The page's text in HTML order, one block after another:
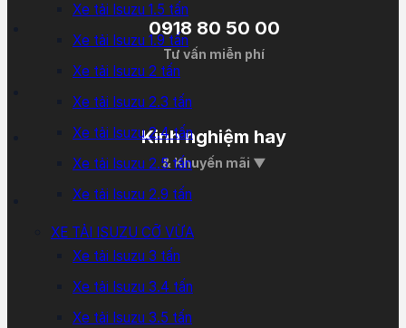
0918 80 50 00
Tư vấn miễn phí
Kinh nghiệm hay
& Khuyến mãi ▼
Xe tải Isuzu 1.5 tấn
Xe tải Isuzu 1.9 tấn
Xe tải Isuzu 2 tấn
Xe tải Isuzu 2.3 tấn
Xe tải Isuzu 2.4 tấn
Xe tải Isuzu 2.5 tấn
Xe tải Isuzu 2.9 tấn
XE TẢI ISUZU CỠ VỪA
Xe tải Isuzu 3 tấn
Xe tải Isuzu 3.4 tấn
Xe tải Isuzu 3.5 tấn